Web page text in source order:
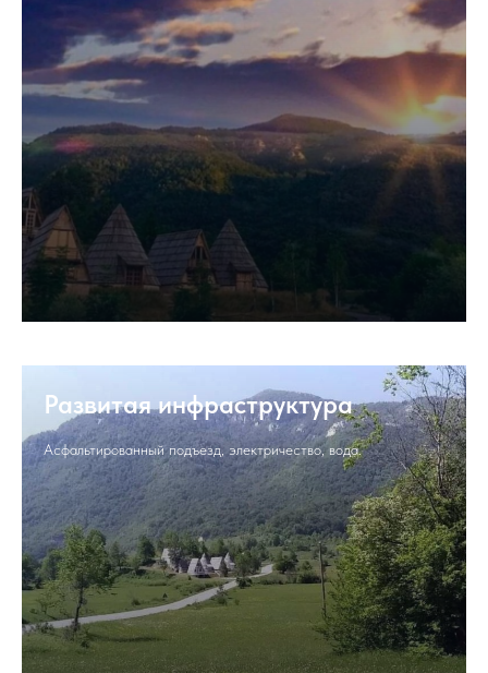
Развитая инфраструктура
Асфальтированный подъезд, электричество, вода.